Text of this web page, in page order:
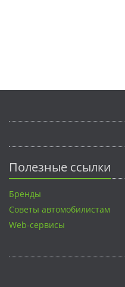
Полезные ссылки
Бренды
Советы автомобилистам
Web-сервисы